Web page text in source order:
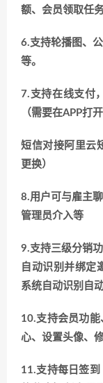
额、会员领取任
6.支持轮播图、
等。
7.支持在线支付
（需要在APP打开
短信对接阿里云
更换）
8.用户可与雇主
管理员介入等
9.支持三级分销
自动识别并绑定
系统自动识别自
10.支持会员功
心、设置头像、
11.支持每日签